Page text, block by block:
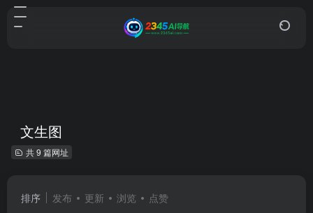
文生图
共 9 篇网址
排序 发布 更新 浏览 点赞